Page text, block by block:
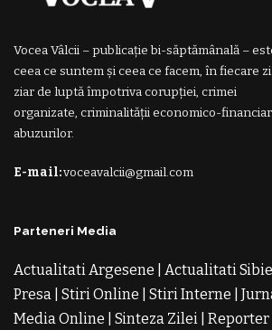
Vocea Vâlcii – publicație bi-săptămânală –
ceea ce suntem și ceea ce facem, în fiecare
ziar de luptă împotriva corupției, crimei
organizate, criminalității economico-
abuzurilor.
E-mail:voceavalcii@gmail.com
Parteneri Media
Actualitati Argesene Actualitati
Presa Stiri Online Stiri Interne
Media Online
Sinteza Zilei Reporter